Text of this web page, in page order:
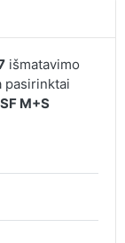
išmatavimo
pasirinktai
M+S